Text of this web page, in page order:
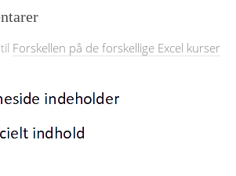
til Forskellen på de forskellige Excel kurser